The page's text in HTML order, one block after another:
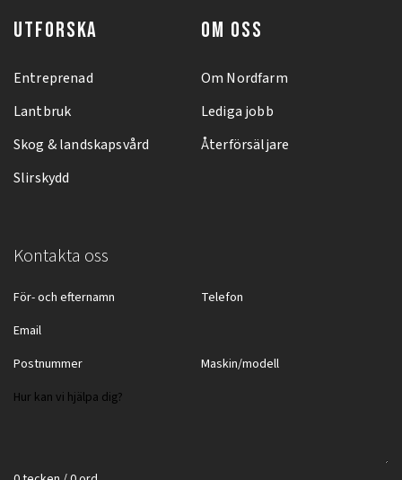
UTFORSKA
Entreprenad
Lantbruk
Skog & landskapsvård
Slirskydd
OM OSS
Om Nordfarm
Lediga jobb
Återförsäljare
Kontakta oss